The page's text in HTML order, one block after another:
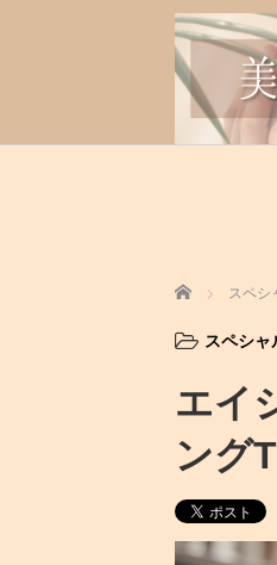
ホーム スペシ
スペシャ
エイ
ング